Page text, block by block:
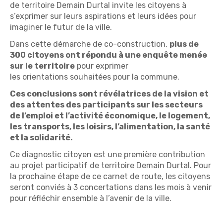
de territoire Demain Durtal invite les citoyens à
s’exprimer sur leurs aspirations et leurs idées pour
imaginer le futur de la ville.
Dans cette démarche de co-construction, plus de
300 citoyens ont répondu à une enquête menée
sur le territoire pour exprimer
les orientations souhaitées pour la commune.
Ces conclusions sont révélatrices de la vision et
des attentes des participants sur les secteurs
de l’emploi et l’activité économique, le logement,
les transports, les loisirs, l’alimentation, la santé
et la solidarité.
Ce diagnostic citoyen est une première contribution
au projet participatif de territoire Demain Durtal. Pour
la prochaine étape de ce carnet de route, les citoyens
seront conviés à 3 concertations dans les mois à venir
pour réfléchir ensemble à l’avenir de la ville.